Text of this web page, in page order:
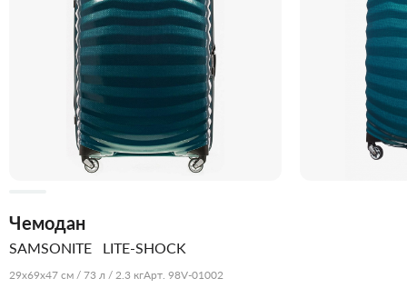
Чемодан
SAMSONITE LITE-SHOCK
29x69x47 см / 73 л / 2.3 кгАрт. 98V-01002